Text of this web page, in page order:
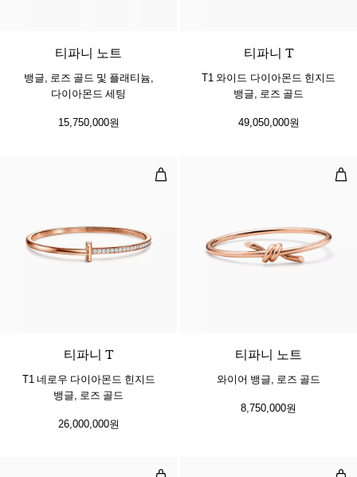
티파니 노트
뱅글, 로즈 골드 및 플래티늄,
다이아몬드 세팅
15,750,000원
티파니 T
T1 와이드 다이아몬드 힌지드
뱅글, 로즈 골드
49,050,000원
T1 네로우 다이아몬드 힌지드 뱅글,
티파니 T
T1 네로우 다이아몬드 힌지드
뱅글, 로즈 골드
26,000,000원
와
티파니 노트
와이어 뱅글, 로즈 골드
8,750,000원